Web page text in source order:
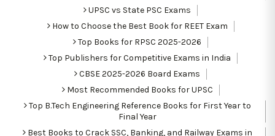
UPSC vs State PSC Exams
How to Choose the Best Book for REET Exam
Top Books for RPSC 2025-2026
Top Publishers for Competitive Exams in India
CBSE 2025-2026 Board Exams
Most Recommended Books for UPSC
Top B.Tech Engineering Reference Books for First Year to
Final Year
Best Books to Crack SSC, Banking, and Railway Exams in